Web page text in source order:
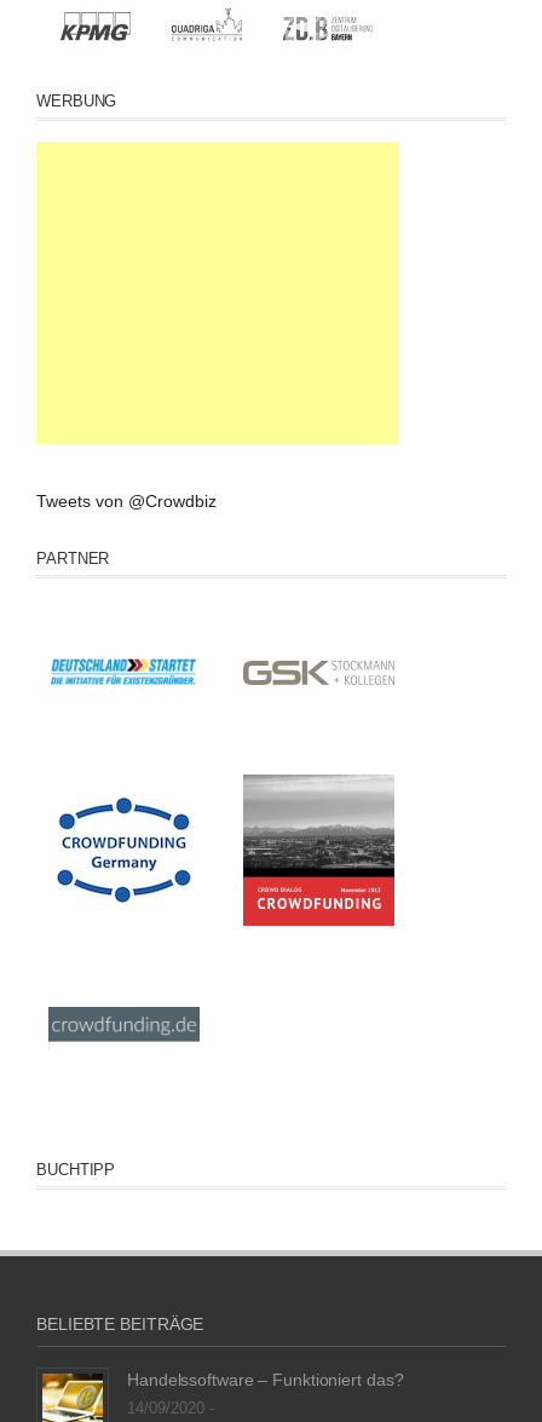
WERBUNG
Tweets von @Crowdbiz
PARTNER
BUCHTIPP
BELIEBTE BEITRÄGE
Handelssoftware – Funktioniert das?
14/09/2020 -